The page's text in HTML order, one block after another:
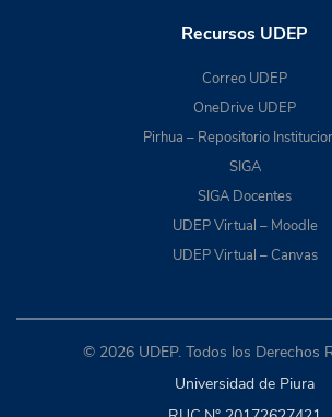
Recursos UDEP
Correo UDEP
OneDrive UDEP
Pirhua – Repositorio
SIGA
SIGA Docentes
UDEP Virtual – Moodle
UDEP Virtual – Canvas
© 2026 UDEP. Todos los Derechos
Universidad de Piura